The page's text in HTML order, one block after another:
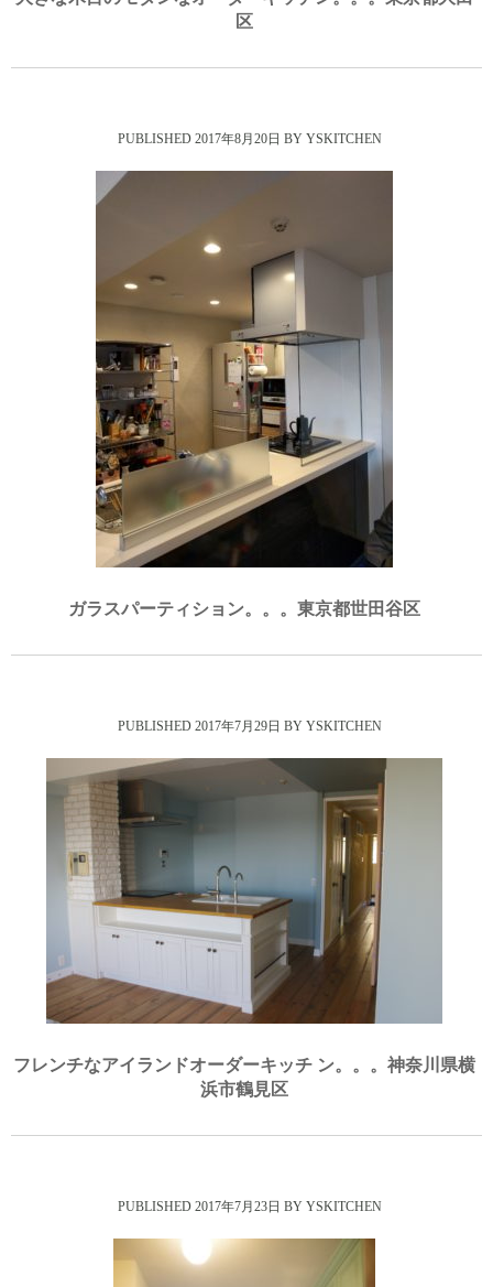
区
2017年8月20日
ガラスパーティション。。。東京都世田谷区
2017年7月29日
フレンチなアイランドオーダーキッチ ン。。。神奈川県横
浜市鶴見区
2017年7月23日